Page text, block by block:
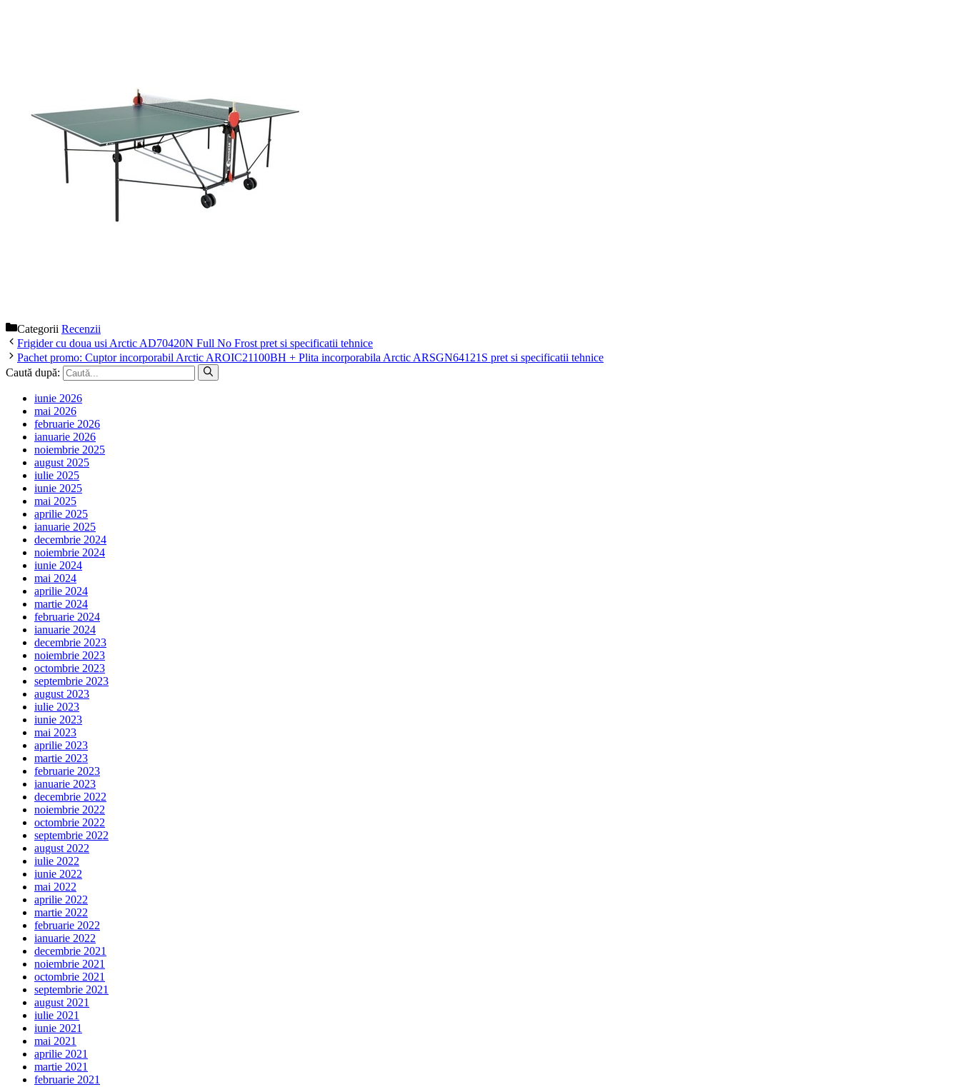
Categorii Recenzii
Frigider cu doua usi Arctic AD70420N Full No Frost pret si specificatii tehnice
Pachet promo: Cuptor incorporabil Arctic AROIC21100BH + Plita incorporabila Arctic ARSGN64121S pret si specificatii tehnice
Caută după:
iunie 2026
mai 2026
februarie 2026
ianuarie 2026
noiembrie 2025
august 2025
iulie 2025
iunie 2025
mai 2025
aprilie 2025
ianuarie 2025
decembrie 2024
noiembrie 2024
iunie 2024
mai 2024
aprilie 2024
martie 2024
februarie 2024
ianuarie 2024
decembrie 2023
noiembrie 2023
octombrie 2023
septembrie 2023
august 2023
iulie 2023
iunie 2023
mai 2023
aprilie 2023
martie 2023
februarie 2023
ianuarie 2023
decembrie 2022
noiembrie 2022
octombrie 2022
septembrie 2022
august 2022
iulie 2022
iunie 2022
mai 2022
aprilie 2022
martie 2022
februarie 2022
ianuarie 2022
decembrie 2021
noiembrie 2021
octombrie 2021
septembrie 2021
august 2021
iulie 2021
iunie 2021
mai 2021
aprilie 2021
martie 2021
februarie 2021